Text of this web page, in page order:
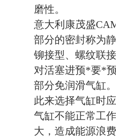
磨性。
意大利康茂盛
部分的密封称为
铆接型、螺纹联
对活塞进预*要*
部分免润滑气缸
此来选择气缸时
气缸不能正常工
大，造成能源浪